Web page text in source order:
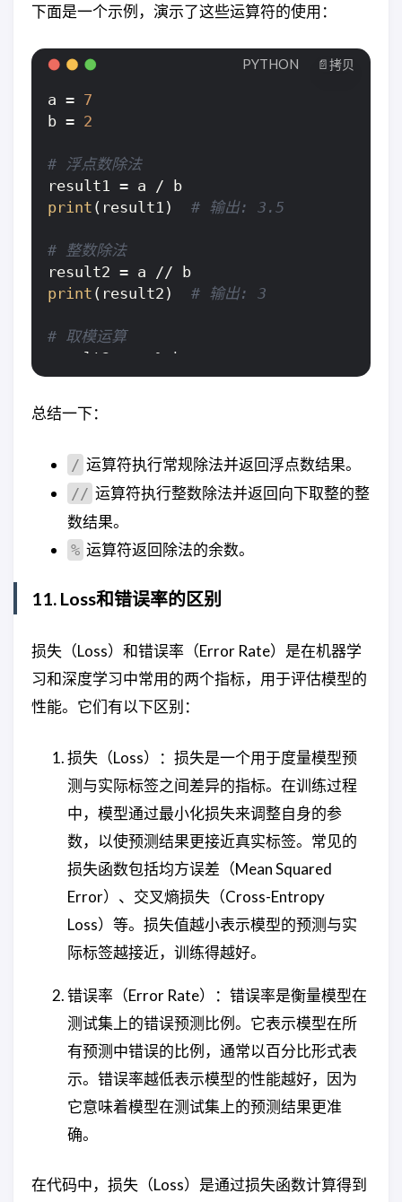
plt.ylabel( 'Loss')
plt.legend()
print
    axes[j //
5, j % 5].axis('off'
plt.tight_layout() # 调整子图布局
下面是一个示例，演示了这些运算符的使用：
a = 7
b = 2
# 浮点数除法
print (result1) # 输出: 3.5
# 整数除法
print (result2) # 输出: 3
# 取模运算
print(result3) # 输出: 1
📄拷贝
PYTHON
总结一下：
/ 运算符执行常规除法并返回浮点数结果。
// 运算符执行整数除法并返回向下取整的整
数结果。
% 运算符返回除法的余数。
11. Loss和错误率的区别
损失（Loss）和错误率（Error Rate）是在机器学
习和深度学习中常用的两个指标，用于评估模型的
性能。它们有以下区别：
损失（Loss）：损失是一个用于度量模型预
测与实际标签之间差异的指标。在训练过程
中，模型通过最小化损失来调整自身的参
数，以使预测结果更接近真实标签。常见的
损失函数包括均方误差（Mean Squared
Error）、交叉熵损失（Cross-Entropy
Loss）等。损失值越小表示模型的预测与实
际标签越接近，训练得越好。
错误率（Error Rate）：错误率是衡量模型在
测试集上的错误预测比例。它表示模型在所
有预测中错误的比例，通常以百分比形式表
示。错误率越低表示模型的性能越好，因为
它意味着模型在测试集上的预测结果更准
确。
在代码中，损失（Loss）是通过损失函数计算得到